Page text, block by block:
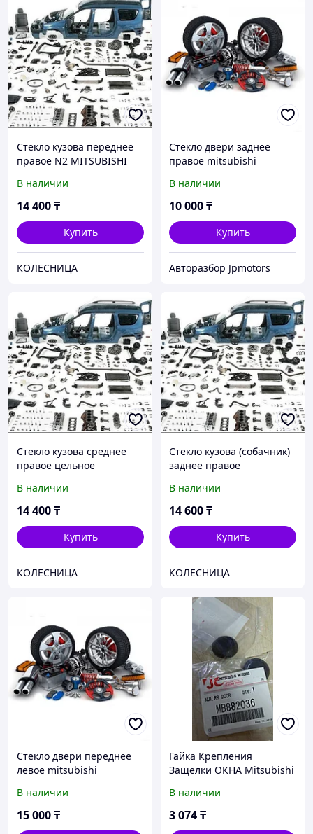
Стекло кузова переднее
правое N2 MITSUBISHI
RH2
В наличии
14 400₸
Купить
КОЛЕСНИЦА
Стекло двери заднее
правое mitsubishi
В наличии
10 000₸
Купить
Авторазбор Jpmotors
Стекло кузова среднее
правое цельное
86-94 DE03 SR RH
В наличии
14 400₸
Купить
КОЛЕСНИЦА
Стекло кузова (собачник)
заднее правое
94-07 L400-3H SR RH X
В наличии
14 600₸
Купить
КОЛЕСНИЦА
Стекло двери переднее
левое mitsubishi
В наличии
15 000₸
Гайка Крепления
Защелки ОКНА Mitsubishi
Delica, L400, RVR Делика
В наличии
3 074₸